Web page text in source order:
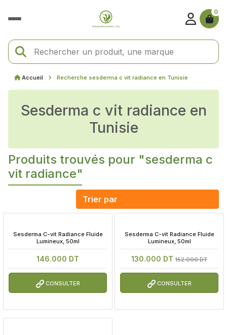
0
Accueil Recherche sesderma c vit radiance en Tunisie
sesderma c vit radiance en
Tunisie
Produits trouvés pour "sesderma c
vit radiance"
Sesderma C-vit Radiance Fluide
Lumineux, 50ml
146.000 DT
CONSULTER
Sesderma C-vit Radiance Fluide
Lumineux, 50ml
130.000 DT 152.000 DT
CONSULTER